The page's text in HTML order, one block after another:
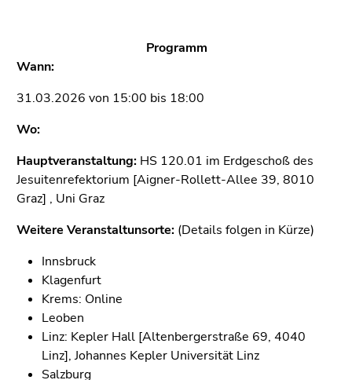
Programm
Wann:
31.03.2026 von 15:00 bis 18:00
Wo:
Hauptveranstaltung: HS 120.01 im Erdgeschoß des
Jesuitenrefektorium [Aigner-Rollett-Allee 39, 8010
Graz] , Uni Graz
Weitere Veranstaltunsorte: (Details folgen in Kürze)
Innsbruck
Klagenfurt
Krems: Online
Leoben
Linz: Kepler Hall [Altenbergerstraße 69, 4040
Linz], Johannes Kepler Universität Linz
Salzburg